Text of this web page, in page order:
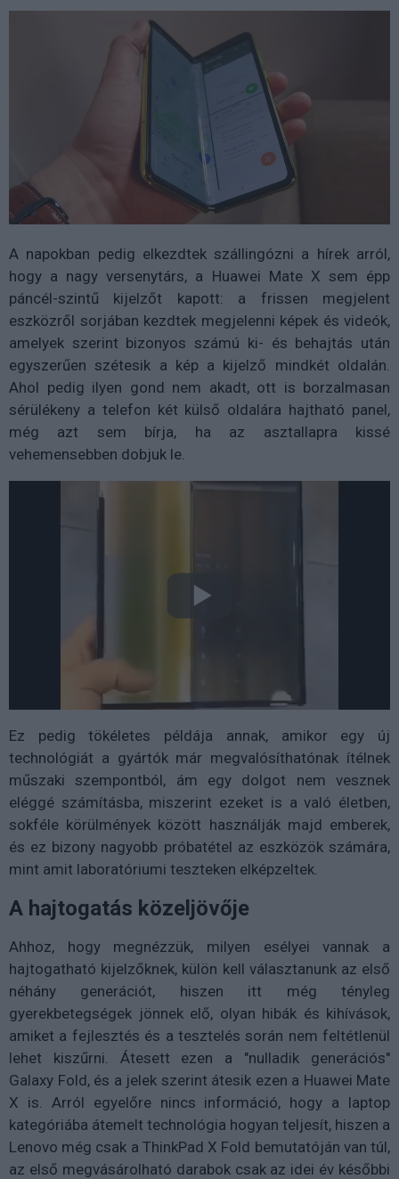
A napokban pedig elkezdtek szállingózni a hírek arról,
hogy a nagy versenytárs, a Huawei Mate X sem épp
páncél-szintű kijelzőt kapott: a frissen megjelent
eszközről sorjában kezdtek megjelenni képek és videók,
amelyek szerint bizonyos számú ki- és behajtás után
egyszerűen szétesik a kép a kijelző mindkét oldalán.
Ahol pedig ilyen gond nem akadt, ott is borzalmasan
sérülékeny a telefon két külső oldalára hajtható panel,
még azt sem bírja, ha az asztallapra kissé
vehemensebben dobjuk le.
Ez pedig tökéletes példája annak, amikor egy új
technológiát a gyártók már megvalósíthatónak ítélnek
műszaki szempontból, ám egy dolgot nem vesznek
eléggé számításba, miszerint ezeket is a való életben,
sokféle körülmények között használják majd emberek,
és ez bizony nagyobb próbatétel az eszközök számára,
mint amit laboratóriumi teszteken elképzeltek.
A hajtogatás közeljövője
Ahhoz, hogy megnézzük, milyen esélyei vannak a
hajtogatható kijelzőknek, külön kell választanunk az első
néhány generációt, hiszen itt még tényleg
gyerekbetegségek jönnek elő, olyan hibák és kihívások,
amiket a fejlesztés és a tesztelés során nem feltétlenül
lehet kiszűrni. Átesett ezen a "nulladik generációs"
Galaxy Fold, és a jelek szerint átesik ezen a Huawei Mate
X is. Arról egyelőre nincs információ, hogy a laptop
kategóriába átemelt technológia hogyan teljesít, hiszen a
Lenovo még csak a ThinkPad X Fold bemutatóján van túl,
az első megvásárolható darabok csak az idei év későbbi